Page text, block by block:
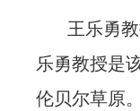
王乐勇教
乐勇教授是
伦贝尔草原